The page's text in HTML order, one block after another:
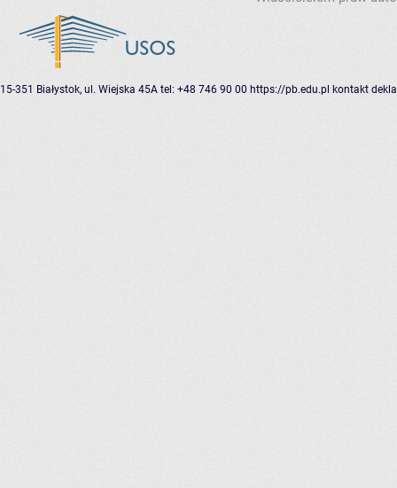
15-351 Białystok, ul. Wiejska 45A tel: +48 746 90 00 https://pb.edu.pl kontakt